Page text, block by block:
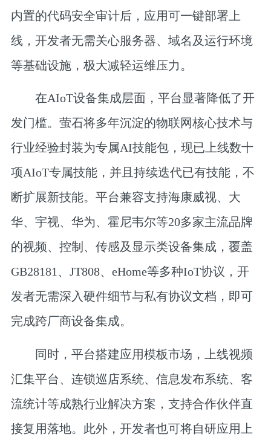
内置的代码安全审计后，应用可一键部署上
线，开发者无需关心服务器、域名及运行环境
等基础设施，极大减轻运维压力。
在AIoT设备集成层面，平台显著降低了开
发门槛。萤石将多年沉淀的物联网核心技术与
行业经验封装为专属AI技能包，现已上线数十
项AIoT专属技能，并且持续迭代已有技能，不
断扩展新技能。平台兼容支持海康威视、大
华、宇视、华为、霍尼韦尔等20多家主流品牌
的视频、控制、传感及显示类设备集成，覆盖
GB28181、JT808、eHome等多种IoT协议，开
发者无需深入硬件细节与私有协议文档，即可
完成跨厂商设备集成。
同时，平台搭建应用模板市场，上线视频
汇集平台、连锁巡店系统、信息发布系统、客
流统计等成熟行业解决方案，支持合作伙伴直
接复用落地。此外，开发者也可将自研应用上